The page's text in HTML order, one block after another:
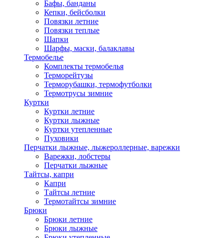
Бафы, банданы
Кепки, бейсболки
Повязки летние
Повязки теплые
Шапки
Шарфы, маски, балаклавы
Термобелье
Комплекты термобелья
Терморейтузы
Терморубашки, термофутболки
Термотрусы зимние
Куртки
Куртки летние
Куртки лыжные
Куртки утепленные
Пуховики
Перчатки лыжные, лыжероллерные, варежки
Варежки, лобстеры
Перчатки лыжные
Тайтсы, капри
Капри
Тайтсы летние
Термотайтсы зимние
Брюки
Брюки летние
Брюки лыжные